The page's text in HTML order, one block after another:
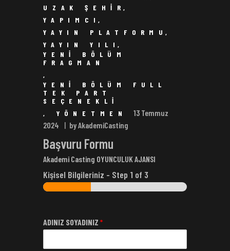
UZAK ŞEHIR,
YAPIMCI,
YAYIN PLATFORMU,
YAYIN YILI,
YENI BÖLÜM
FRAGMAN
,
YENI BÖLÜM FULL
TEK PART
SEÇENEKLI
, YÖNETMEN
13 Temmuz
2024
by AkademiCasting
Başvuru Formu
Akademi Casting OYUNCULUK AJANSI
Kişisel Bilgileriniz - Step 1 of 3
ADINIZ SOYADINIZ *